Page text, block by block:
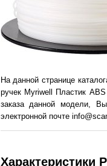
На данной странице
ручек Myriwell Пластик
заказа данной модели,
электронной почте
Характеристики